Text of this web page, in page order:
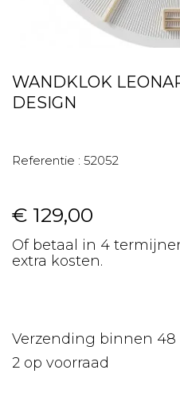
WANDKLOK
DESIGN
Referentie : 52052
€ 129,00
Of betaal in 4
extra kosten.
Verzending binnen 48
2 op voorraad